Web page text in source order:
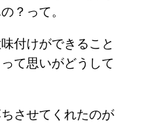
？って。
付けができること
て思いがどうして
させてくれたのが